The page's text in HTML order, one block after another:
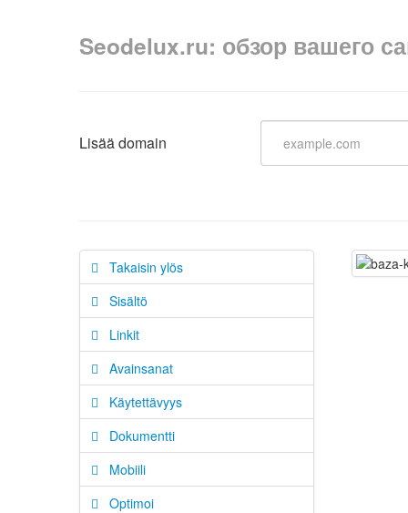
Seodelux.ru: обзор вашего
Lisää domain
Takaisin ylös
Sisältö
Linkit
Avainsanat
Käytettävyys
Dokumentti
Mobiili
Optimoi